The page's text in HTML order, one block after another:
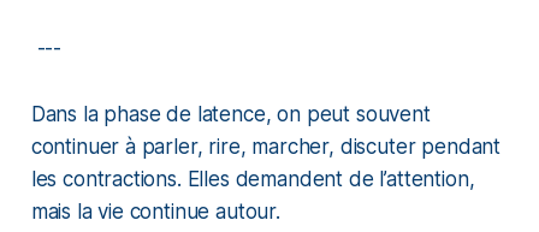
---
Dans la phase de latence, on peut souvent
continuer à parler, rire, marcher, discuter pendant
les contractions. Elles demandent de l’attention,
mais la vie continue autour.